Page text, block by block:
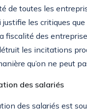
de toutes les
justifie les critiques que
fiscalité des
les incitations
qu’on ne peut
des salariés
des salariés est